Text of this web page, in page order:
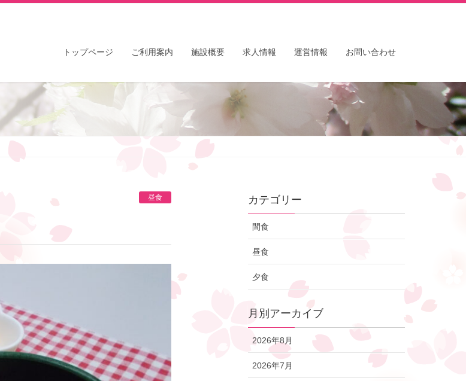
トップページ ご利用案内 施設概要 求人情報 運営情報 お問い合わせ
昼食 カテゴリー
間食
昼食
夕食
月別アーカイブ
2026年8月
2026年7月